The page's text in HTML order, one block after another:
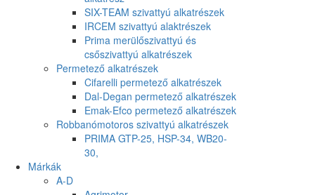
SIX-TEAM szivattyú alkatrészek
IRCEM szivattyú alaktrészek
Prima merülőszivattyú és
csőszivattyú alkatrészek
Permetező alkatrészek
Cifarelli permetező alkatrészek
Dal-Degan permetező alkatrészek
Emak-Efco permetező alkatrészek
Robbanómotoros szivattyú alkatrészek
PRIMA GTP-25, HSP-34, WB20-
30,
Márkák
A-D